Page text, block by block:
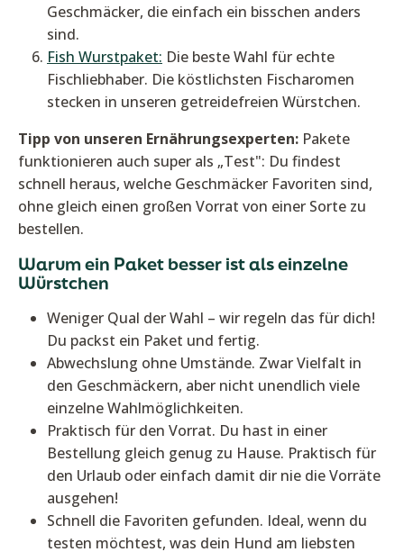
Geschmäcker, die einfach ein bisschen anders
sind.
Fish Wurstpaket: Die beste Wahl für echte
Fischliebhaber. Die köstlichsten Fischaromen
stecken in unseren getreidefreien Würstchen.
Tipp von unseren Ernährungsexperten: Pakete
funktionieren auch super als „Test": Du findest
schnell heraus, welche Geschmäcker Favoriten sind,
ohne gleich einen großen Vorrat von einer Sorte zu
bestellen.
Warum ein Paket besser ist als einzelne
Würstchen
Weniger Qual der Wahl – wir regeln das für dich!
Du packst ein Paket und fertig.
Abwechslung ohne Umstände. Zwar Vielfalt in
den Geschmäckern, aber nicht unendlich viele
einzelne Wahlmöglichkeiten.
Praktisch für den Vorrat. Du hast in einer
Bestellung gleich genug zu Hause. Praktisch für
den Urlaub oder einfach damit dir nie die Vorräte
ausgehen!
Schnell die Favoriten gefunden. Ideal, wenn du
testen möchtest, was dein Hund am liebsten